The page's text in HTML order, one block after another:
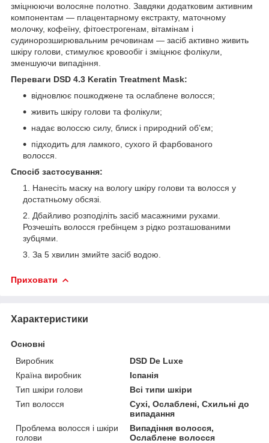
зміцнюючи волосяне полотно. Завдяки додатковим активним
компонентам — плацентарному екстракту, маточному
молочку, кофеїну, фітоестрогенам, вітамінам і
судинорозширювальним речовинам — засіб активно живить
шкіру голови, стимулює кровообіг і зміцнює фолікули,
зменшуючи випадіння.
Переваги DSD 4.3 Keratin Treatment Mask:
відновлює пошкоджене та ослаблене волосся;
живить шкіру голови та фолікули;
надає волоссю силу, блиск і природний об’єм;
підходить для ламкого, сухого й фарбованого
волосся.
Спосіб застосування:
Нанесіть маску на вологу шкіру голови та волосся у
достатньому обсязі.
Дбайливо розподіліть засіб масажними рухами.
Розчешіть волосся гребінцем з рідко розташованими
зубцями.
За 5 хвилин змийте засіб водою.
Приховати
Характеристики
Основні
Виробник
DSD De Luxe
Країна виробник
Іспанія
Тип шкіри голови
Всі типи шкіри
Тип волосся
Сухі, Ослаблені, Схильні до
випадання
Проблема волосся і шкіри
голови
Випадіння волосся,
Ослаблене волосся